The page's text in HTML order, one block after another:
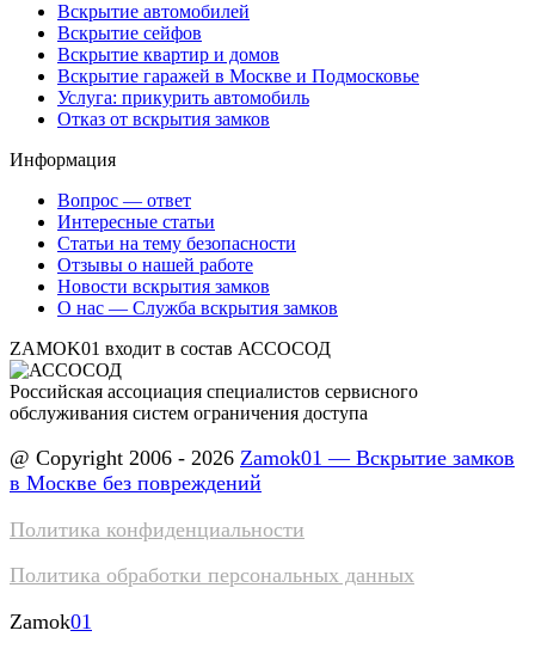
Вскрытие автомобилей
Вскрытие сейфов
Вскрытие квартир и домов
Вскрытие гаражей в Москве и Подмосковье
Услуга: прикурить автомобиль
Отказ от вскрытия замков
Информация
Вопрос — ответ
Интересные статьи
Статьи на тему безопасности
Отзывы о нашей работе
Новости вскрытия замков
О нас — Служба вскрытия замков
ZAMOK01 входит в состав АССОСОД
Российская ассоциация специалистов сервисного
обслуживания систем ограничения доступа
@ Copyright 2006 - 2026 Zamok01 — Вскрытие замков
в Москве без повреждений
Политика конфиденциальности
Политика обработки персональных данных
Zamok01